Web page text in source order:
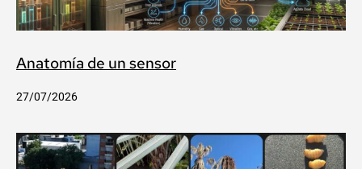
Anatomía de un sensor
27/07/2026